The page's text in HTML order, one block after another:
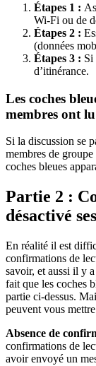
Étapes 1 :
Wi-Fi ou de
Étapes 2 :
(données
Étapes 3 : Si
d’itinérance.
Les coches
membres ont
Si la discussion se
membres de
coches bleues
Partie 2 :
désactivé
En réalité il est
confirmations de
savoir, et aussi il y
fait que les coches
partie ci-dessus.
peuvent vous
Absence de
confirmations de
avoir envoyé un